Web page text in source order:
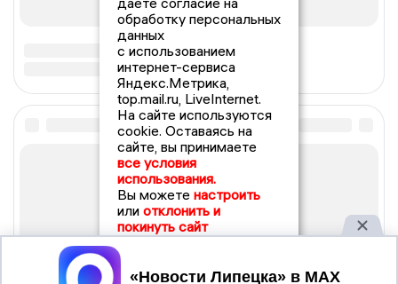
обработку персональных
данных
с использованием
интернет-сервиса
Яндекс.Метрика,
top.mail.ru, LiveInternet.
На сайте используются
cookie. Оставаясь на
сайте, вы принимаете
все условия
использования.
Вы можете настроить
или отклонить и
покинуть сайт
Принять